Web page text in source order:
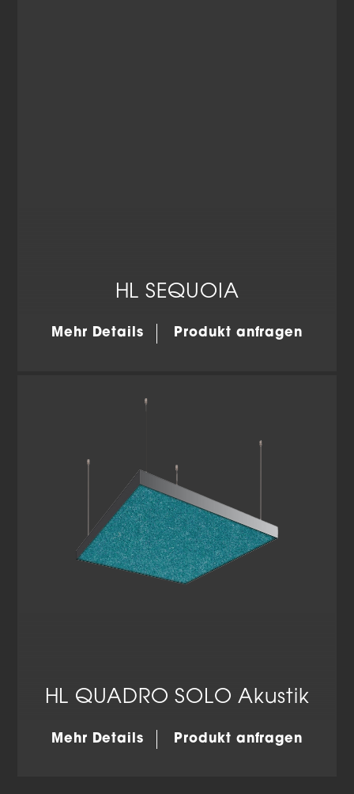
HL SEQUOIA
Mehr Details Produkt anfragen
HL QUADRO SOLO Akustik
Mehr Details Produkt anfragen